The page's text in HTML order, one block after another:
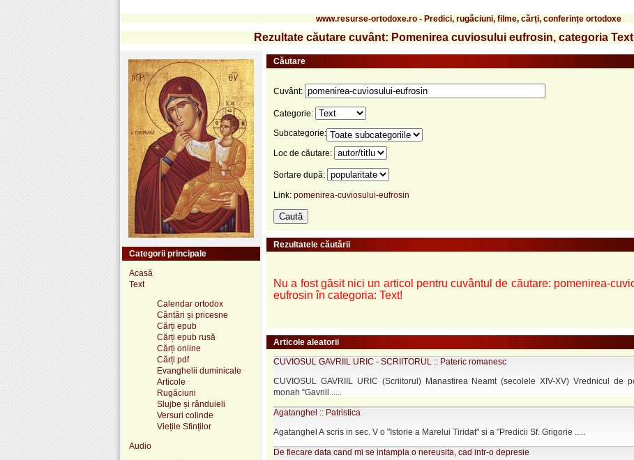
www.resurse-ortodoxe.ro - Predici, rugăciuni, filme, cărți, conferințe ortodoxe
Rezultate căutare cuvânt: Pomenirea cuviosului eufrosin, categoria
Categorii principale
Acasă
Text
Calendar ortodox
Cântări și pricesne
Cărți epub
Cărți epub rusă
Cărți online
Cărți pdf
Evanghelii duminicale
Articole
Rugăciuni
Slujbe și rânduieli
Versuri colinde
Viețile Sfinților
Audio
Căutare
Cuvânt:
Categorie:
Subcategorie:
Loc de căutare:
Sortare după:
Link: pomenirea-cuviosului-eufrosin
Rezultatele căutării
Nu a fost găsit nici un articol pentru cuvântul de căutare: pomenirea-
eufrosin în categoria: Text!
Articole aleatorii
CUVIOSUL GAVRIIL URIC - SCRIITORUL :: Pateric romanesc
CUVIOSUL GAVRIIL URIC (Scriitorul) Manastirea Neamt (secolele XIV-XV) Vrednicul de
monah “Gavriil .....
Agatanghel :: Patristica
Agatanghel A scris in sec. V o "Istorie a Marelui Tiridat" si a "Predicii Sf. Grigorie .....
De fiecare data cand mi se intampla o nereusita, cad intr-o depresie